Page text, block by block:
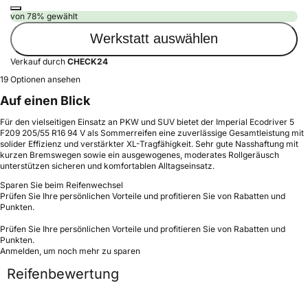
von 78% gewählt
Werkstatt auswählen
Verkauf durch CHECK24
19 Optionen ansehen
Auf einen Blick
Für den vielseitigen Einsatz an PKW und SUV bietet der Imperial Ecodriver 5
F209 205/55 R16 94 V als Sommerreifen eine zuverlässige Gesamtleistung mit
solider Effizienz und verstärkter XL-Tragfähigkeit. Sehr gute Nasshaftung mit
kurzen Bremswegen sowie ein ausgewogenes, moderates Rollgeräusch
unterstützen sicheren und komfortablen Alltagseinsatz.
Sparen Sie beim Reifenwechsel
Prüfen Sie Ihre persönlichen Vorteile und profitieren Sie von Rabatten und
Punkten.
Prüfen Sie Ihre persönlichen Vorteile und profitieren Sie von Rabatten und
Punkten.
Anmelden, um noch mehr zu sparen
Reifenbewertung